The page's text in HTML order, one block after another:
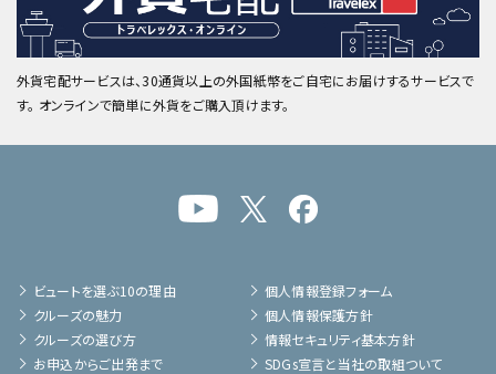
外貨宅配サービスは、30通貨以上の外国紙幣をご自宅にお届けするサービスで
す。 オンラインで簡単に外貨をご購入頂けます。
ビュートを選ぶ10の理由
クルーズの魅力
クルーズの選び方
お申込からご出発まで
個人情報登録フォーム
個人情報保護方針
情報セキュリティ基本方針
SDGs宣言と当社の取組ついて